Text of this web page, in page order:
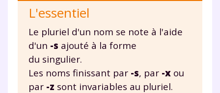
L'essentiel
Le pluriel d'un nom se note à l'aide
d'un -s ajouté à la forme
du singulier.
Les noms finissant par -s, par -x ou
par -z sont invariables au pluriel.